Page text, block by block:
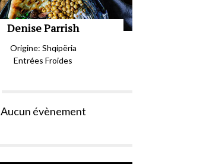
Denise Parrish
Origine: Shqipëria
Entrées Froides
Aucun évènement